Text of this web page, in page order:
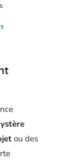
ou des